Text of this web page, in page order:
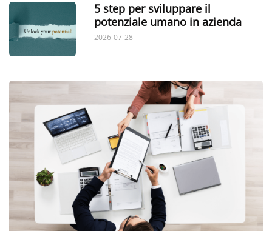
5 step per sviluppare il
potenziale umano in azienda
2026-07-28